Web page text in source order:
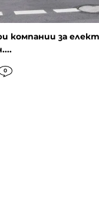
компании за
0